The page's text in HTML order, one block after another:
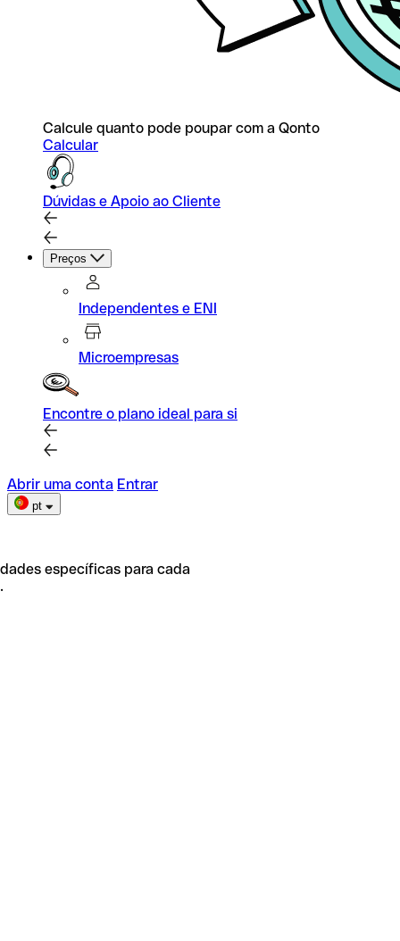
Calcule quanto pode poupar com a Qonto
Calcular
Dúvidas e Apoio ao Cliente
Preços
Independentes e ENI
Microempresas
Encontre o plano ideal para si
Abrir uma conta Entrar
pt
específicas para cada